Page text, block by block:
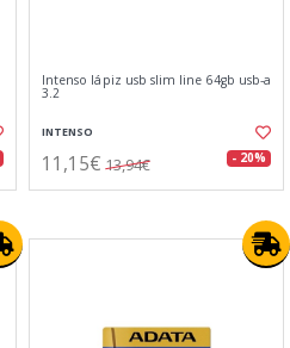
Intenso lápiz usb slim line 64gb usb-a
3.2
INTENSO
11,15€ 13,94€ - 20%